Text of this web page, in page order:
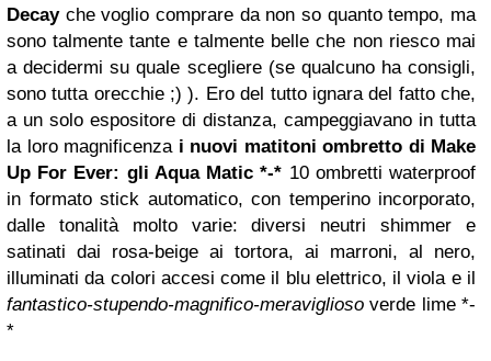
Decayche voglio comprare da non so quanto tempo, ma
sono talmente tante e talmente belle che non riesco mai
a decidermi su quale scegliere (se qualcuno ha consigli,
sono tutta orecchie ;) ). Ero del tutto ignara del fatto che,
a un solo espositore di distanza, campeggiavano in tutta
la loro magnificenza i nuovi matitoni ombretto di Make
Up For Ever: gli Aqua Matic *-* 10 ombretti waterproof
in formato stick automatico, con temperino incorporato,
dalle tonalità molto varie: diversi neutri shimmer e
satinati dai rosa-beige ai tortora, ai marroni, al nero,
illuminati da colori accesi come il blu elettrico, il viola e il
fantastico-stupendo-magnifico-meraviglioso verde lime *-
*